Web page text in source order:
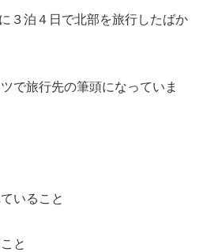
３泊４日で北部を旅行したばか
で旅行先の筆頭になっていま
いること
と